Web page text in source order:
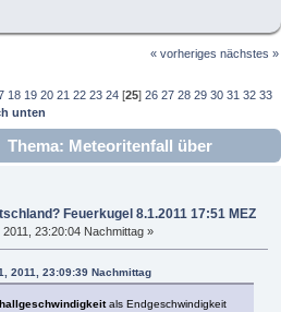
« vorheriges nächstes »
18 19 20 21 22 23 24 [25]26 27 28 29 30 31 32 33
unten
Thema: Meteoritenfall über
17:51 MEZ (Gelesen
Feuerkugel 8.1.2011 17:51 MEZ
23:20:04 Nachmittag »
2011, 23:09:39 Nachmittag
als Endgeschwindigkeit